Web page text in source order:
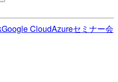
Google CloudAzureセミナー会